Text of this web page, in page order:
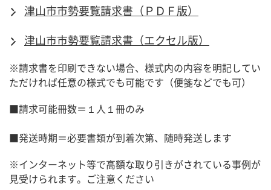
津山市市勢要覧請求書（ＰＤＦ版）
津山市市勢要覧請求書（エクセル版）
※請求書を印刷できない場合、様式内の内容を明記してい
ただければ任意の様式でも可能です（便箋などでも可）
■請求可能冊数＝１人１冊のみ
■発送時期＝必要書類が到着次第、随時発送します
※インターネット等で高額な取り引きがされている事例が
見受けられます。ご注意ください